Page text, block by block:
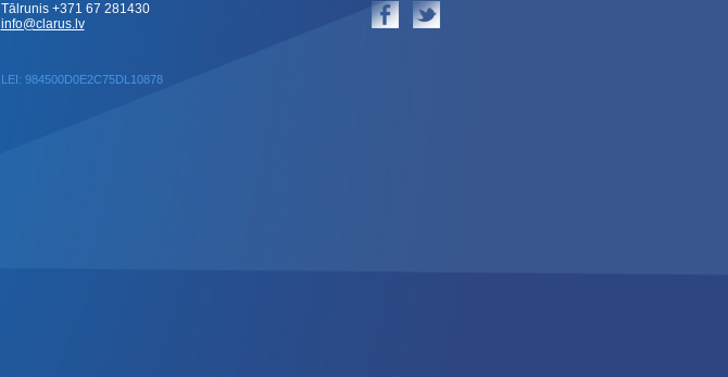
LEI: 984500D0E2C75DL10878
Tālrunis +371 67 281430
info@clarus.lv